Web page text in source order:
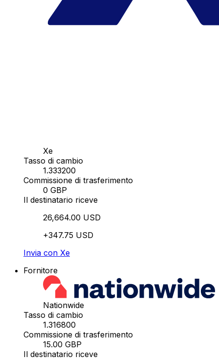
Xe
Tasso di cambio
1.333200
Commissione di trasferimento
0 GBP
Il destinatario riceve
26,664.00 USD
+347.75 USD
Invia con Xe
Fornitore
Nationwide
Tasso di cambio
1.316800
Commissione di trasferimento
15.00 GBP
Il destinatario riceve